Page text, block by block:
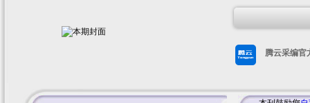
腾云采编官